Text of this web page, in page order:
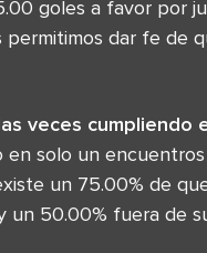
goles a favor por
dar fe de
veces cumpliendo
solo un
un 75.00% de
un 50.00% fuera de